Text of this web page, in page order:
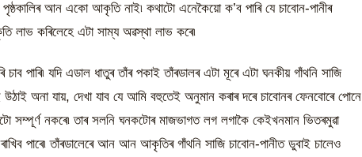
আন একো আকৃতি নাই৷ কথাটো এনেকৈয়ো ক’ব পাৰি যে চাবোন-পানীৰ
লাভ কৰিলেহে এটা সাম্য অৱস্থা লাভ কৰে৷
পাৰি৷ যদি এডাল ধাতুৰ তাঁৰ পকাই তাঁৰডালৰ এটা মূৰে এটা ঘনকীয় গাঁথনি সাজি
অনা যায়, দেখা যাব যে আমি বহুতেই অনুমান কৰাৰ দৰে চাবোনৰ ফেনবোৰে পোনে
সম্পূৰ্ণ নকৰে৷ তাৰ সলনি ঘনকটোৰ মাজভাগত লগ লগাকৈ কেইখনমান ভিতৰমুৱা
পাৰে৷ তাঁৰডালেৰে আন আন আকৃতিৰ গাঁথনি সাজি চাবোন-পানীত ডুবাই চালেও